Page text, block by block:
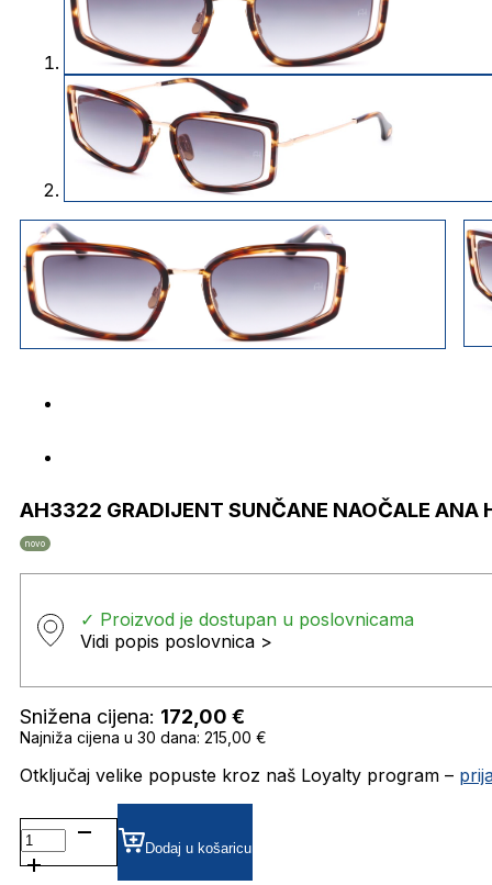
AH3322 GRADIJENT SUNČANE NAOČALE ANA
novo
✓ Proizvod je dostupan u poslovnicama
Vidi popis poslovnica >
Snižena cijena: 172,00 €
Najniža cijena u 30 dana: 215,00 €
Otključaj velike popuste kroz naš Loyalty program –
AH3322
GRADIJENT SUNČANE
NAOČALE
Dodaj u košaricu